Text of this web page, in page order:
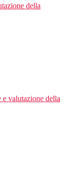
della
e valutazione della